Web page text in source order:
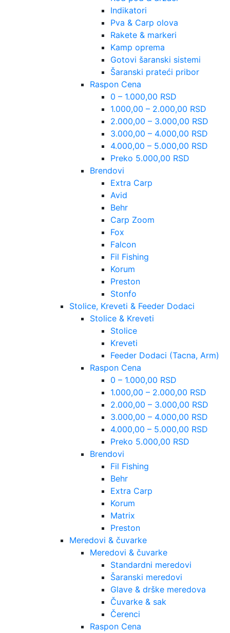
Indikatori
Pva & Carp olova
Rakete & markeri
Kamp oprema
Gotovi šaranski sistemi
Šaranski prateći pribor
Raspon Cena
0 – 1.000,00 RSD
1.000,00 – 2.000,00 RSD
2.000,00 – 3.000,00 RSD
3.000,00 – 4.000,00 RSD
4.000,00 – 5.000,00 RSD
Preko 5.000,00 RSD
Brendovi
Extra Carp
Avid
Behr
Carp Zoom
Fox
Falcon
Fil Fishing
Korum
Preston
Stonfo
Stolice, Kreveti & Feeder Dodaci
Stolice & Kreveti
Stolice
Kreveti
Feeder Dodaci (Tacna, Arm)
Raspon Cena
0 – 1.000,00 RSD
1.000,00 – 2.000,00 RSD
2.000,00 – 3.000,00 RSD
3.000,00 – 4.000,00 RSD
4.000,00 – 5.000,00 RSD
Preko 5.000,00 RSD
Brendovi
Fil Fishing
Behr
Extra Carp
Korum
Matrix
Preston
Meredovi & čuvarke
Meredovi & čuvarke
Standardni meredovi
Šaranski meredovi
Glave & drške meredova
Čuvarke & sak
Čerenci
Raspon Cena